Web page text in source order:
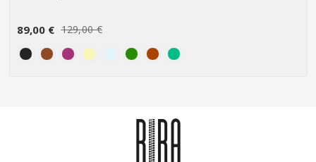
89,00 € 129,00 €